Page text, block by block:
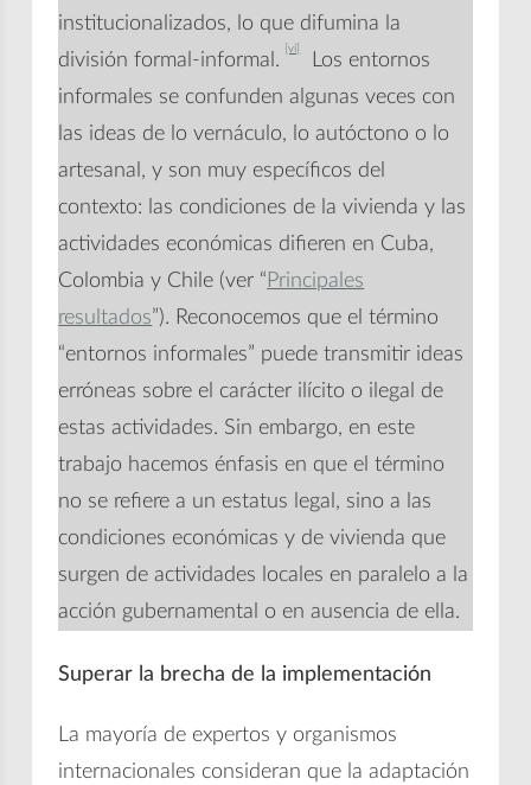
institucionalizados, lo que difumina la
división formal-informal.
[vi]
Los entornos
informales se confunden algunas veces con
las ideas de lo vernáculo, lo autóctono o lo
artesanal, y son muy específicos del
contexto: las condiciones de la vivienda y las
actividades económicas difieren en Cuba,
Colombia y Chile (ver “ Principales
resultados”). Reconocemos que el término
“entornos informales” puede transmitir ideas
erróneas sobre el carácter ilícito o ilegal de
estas actividades. Sin embargo, en este
trabajo hacemos énfasis en que el término
no se refiere a un estatus legal, sino a las
condiciones económicas y de vivienda que
surgen de actividades locales en paralelo a la
acción gubernamental o en ausencia de ella.
Superar la brecha de la implementación
La mayoría de expertos y organismos
internacionales consideran que la adaptación